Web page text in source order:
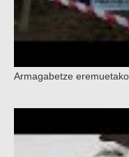
Armagabetze